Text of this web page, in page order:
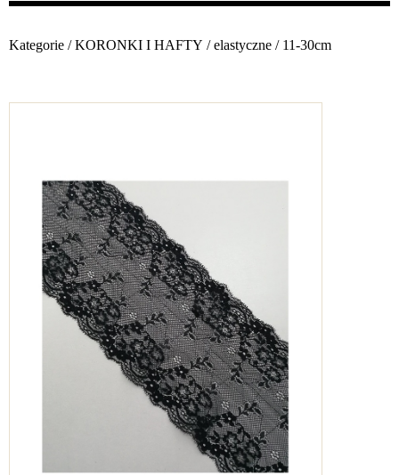
Kategorie /KORONKI I HAFTY /elastyczne / 11-30cm